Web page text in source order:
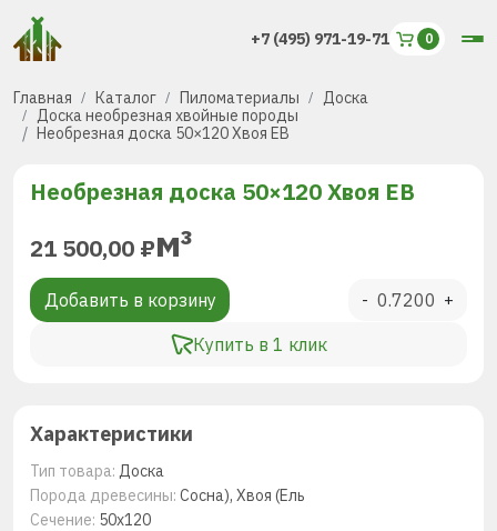
+7 (495) 971-19-71
Главная Каталог Пиломатериалы
Доска
Доска необрезная хвойные породы
Необрезная доска 50×120 Хвоя ЕВ
Необрезная доска 50×120 Хвоя ЕВ
21 500,00 ₽м³
Добавить в корзину
Купить в 1 клик
- +
Характеристики
Тип товара: Доска
Порода древесины: Сосна), Хвоя (Ель
Сечение: 50x120